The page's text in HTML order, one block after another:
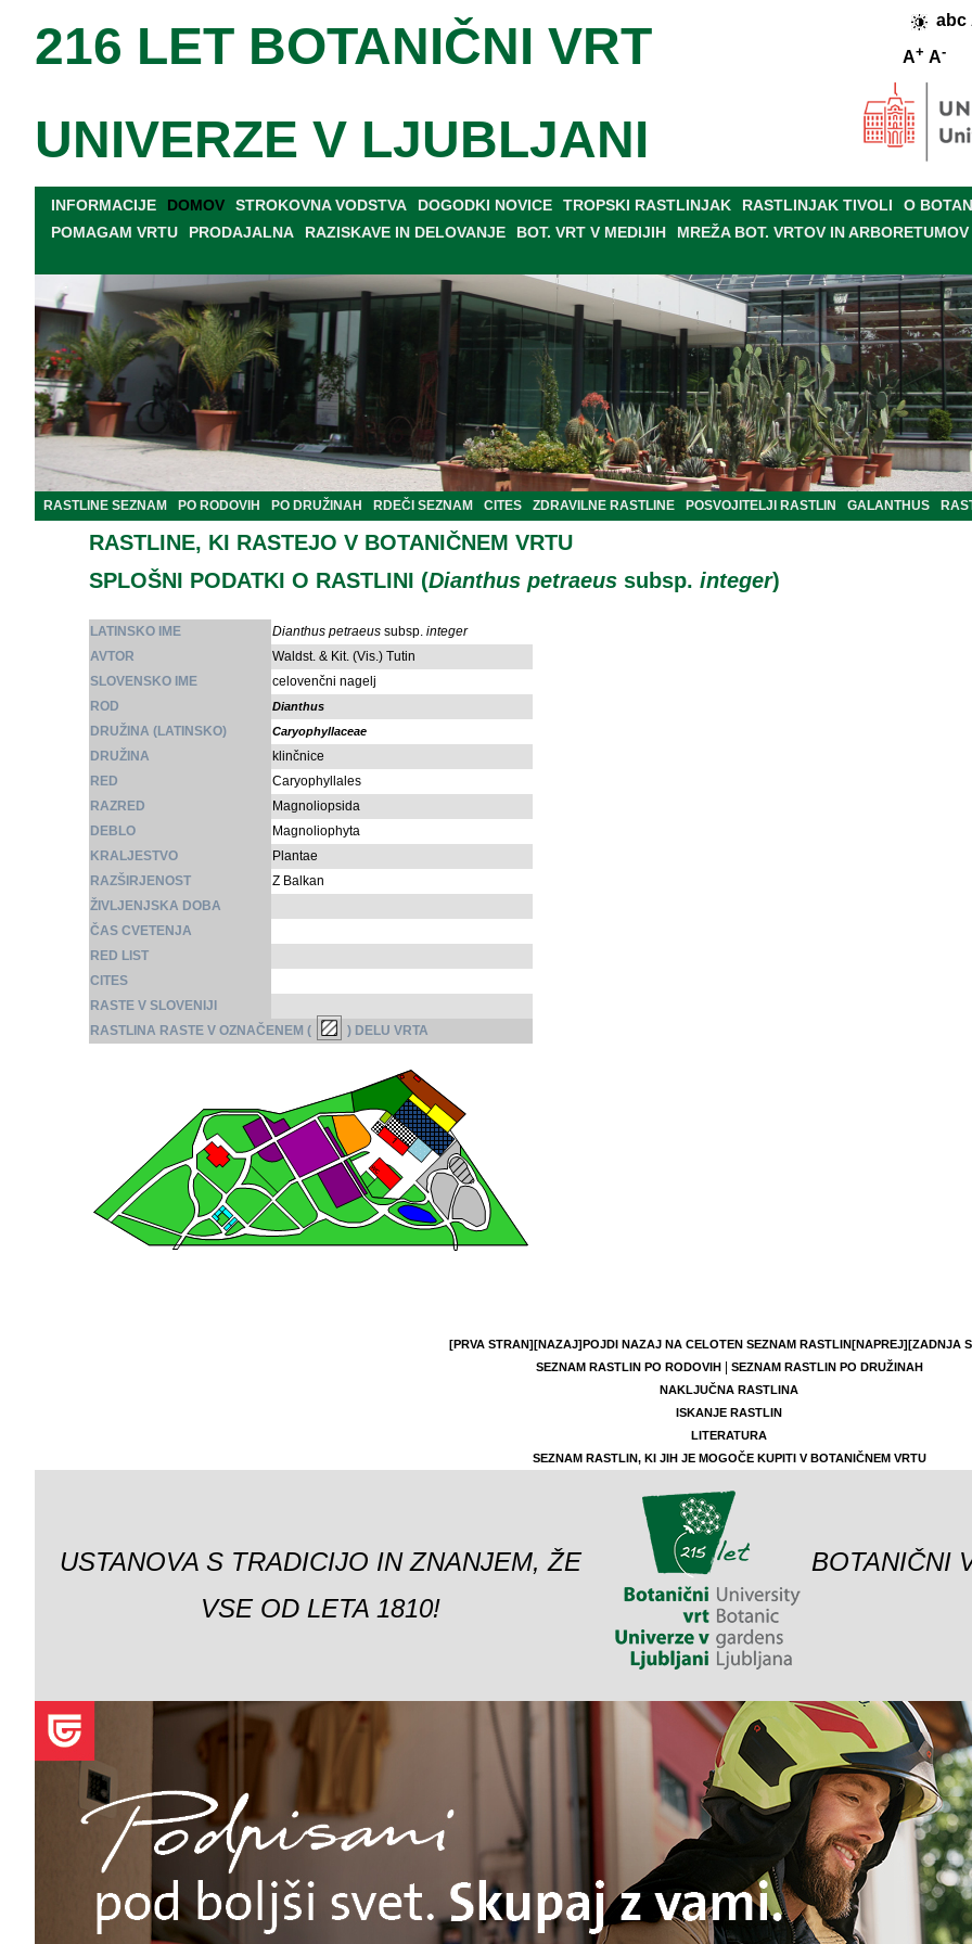
abc
A+ A-
216 LET BOTANIČNI VRT
UNIVERZE V LJUBLJANI
INFORMACIJE DOMOV STROKOVNA VODSTVA DOGODKI NOVICE TROPSKI RASTLINJAK RASTLINJAK TIVOLI O
POMAGAM VRTU
PRODAJALNA RAZISKAVE IN DELOVANJE BOT. VRT V MEDIJIH MREŽA BOT. VRTOV IN ARBORETUMOV
RASTLINE SEZNAM PO RODOVIH PO DRUŽINAH RDEČI SEZNAM CITES ZDRAVILNE RASTLINE POSVOJITELJI RASTLIN GALANTHUS
RASTLINE, KI RASTEJO V BOTANIČNEM VRTU
SPLOŠNI PODATKI O RASTLINI (Dianthus petraeus subsp. integer)
LATINSKO IME Dianthus petraeus subsp. integer
AVTOR
Waldst. & Kit. (Vis.) Tutin
SLOVENSKO IME
celovenčni nagelj
ROD
Dianthus
DRUŽINA (LATINSKO) Caryophyllaceae
DRUŽINA
klinčnice
RED
Caryophyllales
RAZRED
Magnoliopsida
DEBLO
Magnoliophyta
KRALJESTVO
Plantae
RAZŠIRJENOST
Z Balkan
ŽIVLJENJSKA DOBA
ČAS CVETENJA
RED LIST
CITES
RASTE V SLOVENIJI
RASTLINA RASTE V OZNAČENEM (
) DELU VRTA
[PRVA STRAN][NAZAJ]POJDI NAZAJ NA CELOTEN SEZNAM RASTLIN[NAPREJ][ZADNJA
SEZNAM RASTLIN PO RODOVIH|
SEZNAM RASTLIN PO DRUŽINAH
NAKLJUČNA RASTLINA
ISKANJE RASTLIN
LITERATURA
SEZNAM RASTLIN, KI JIH JE MOGOČE KUPITI V BOTANIČNEM VRTU
USTANOVA S TRADICIJO IN ZNANJEM, ŽE
VSE OD LETA 1810!
BOTANIČNI